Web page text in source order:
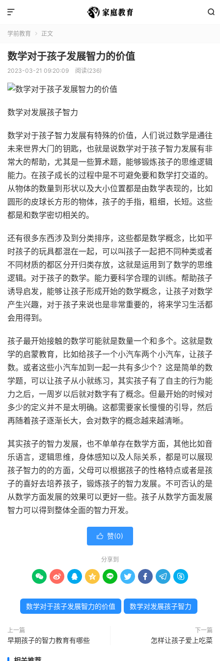


学前教育  正文
数学对于孩子发展智力的价值
2023-03-21 09:20:09 阅读(236)
数学对发展孩子智力
数学对于孩子智力发展有特殊的价值，人们说过数学是通往
未来世界大门的钥匙，也就是说数学对于孩子智力发展有非
常大的帮助，尤其是一些算术题，能够锻炼孩子的思维逻辑
能力。在孩子成长的过程中是不可避免要和数学打交道的。
从物体的数量到形状以及大小位置都是由数学表现的，比如
圆形的皮球长方形的物体，孩子的手指，粗细，长短。这些
都是和数学密切相关的。
还有很多东西涉及到分类排序，这些都是数学概念，比如平
时孩子的玩具都混在一起，可以叫孩子一起把不同种类或者
不同材质的都区分开归类存放，这就是运用到了数学的思维
逻辑。对于孩子的数学。能力要科学合理的训练。帮助孩子
诱导启发，能够让孩子形成开始的数学概念，让孩子对数学
产生兴趣，对于孩子来说也是非常重要的，将来学习生活都
会用得到。
孩子最开始接触的数学可能就是数量一个和多个。这就是数
学的启蒙教育，比如给孩子一个小汽车两个小汽车，让孩子
数。或者这些小汽车加到一起一共有多少个？这是简单的数
学题，可以让孩子从小就练习，其实孩子有了自主的行为能
力之后，一周岁以后就对数字有了概念。但最开始的时候对
多少的定义并不是太明确。这都需要家长慢慢的引导，然后
再随着孩子逐渐长大，会对数字的概念越来越清晰。
其实孩子的智力发展，也不单单存在数学方面，其他比如音
乐语言，逻辑思维，身体感知以及人际关系，都是可以展现
孩子智力的的方面，父母可以根据孩子的性格特点或者是孩
子的喜好去培养孩子，锻炼孩子的智力发展。不可否认的是
从数学方面发展的效果可以更好一些。孩子从数学方面发展
智力可以得到整体全面的智力开发。
 赞(0)
分享到
        
数学对于孩子发展智力的价值 数学对发展孩子智力
上一篇
早期孩子的智力教育有哪些
下一篇
怎样让孩子爱上吃菜